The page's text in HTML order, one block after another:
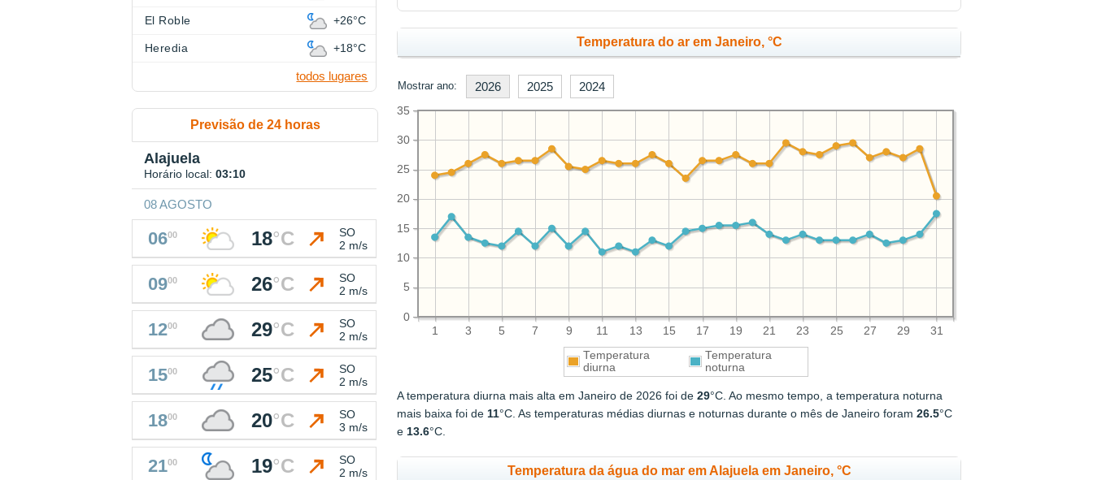
Temperatura do ar em Janeiro, °C
Mostrar ano: 2026 2025 2024
1 3 5 7 9 11 13 15 17 19 21 23 25 27 29 31
0
5
10
15
20
25
30
35
Temperatura
diurna
Temperatura
noturna
A temperatura diurna mais alta em Janeiro de 2026 foi de29°C. Ao mesmo tempo, a temperatura noturna
mais baixa foi de 11°C. As temperaturas médias diurnas e noturnas durante o mês de Janeiro foram26.5°C
e 13.6°C.
Temperatura da água do mar em Alajuela em Janeiro, °C
El Roble +26°C
Heredia +18°C
todos lugares
Previsão de 24 horas
Alajuela
Horário local: 03:10
08 AGOSTO
0600 18°C
SO
2 m/s
0900 26°C
SO
2 m/s
1200 29°C
SO
2 m/s
1500 25°C
SO
2 m/s
1800 20°C
SO
3 m/s
2100 19°C
SO
2 m/s